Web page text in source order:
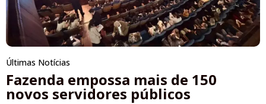
Últimas Notícias
Fazenda empossa mais de 150
novos servidores públicos